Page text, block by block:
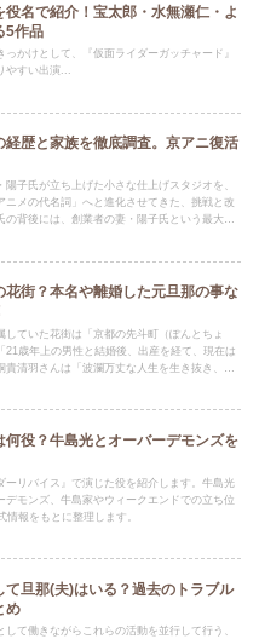
名で紹介！宝太郎・水無瀬仁・よ
5作品
かけとして、『仮面ライダーガッチャード』
やすい出演...
経歴と家族を徹底調査。京アニ復活
陽子氏が立ち上げた小さな仕上げスタジオを、
ニメの代名詞」へと進化させてきた、挑戦と改
背後には、創業者の妻・陽子氏という最大の
花街？本名や離婚した元旦那の事な
していた花街は「京都の先斗町（ぽんとちょ
21歳年上の男性と結婚後、出産を経て、現在は
清羽さんは「波瀾万丈な人生を生き抜き、花
何役？牛島光とオーバーデモンズを
ーリバイス』で演じた役を紹介します。牛島光
デモンズ、牛島家やウィークエンドでの立ち位
報をもとに整理します。
て旦那(夫)はいる？過去のトラブル
め
て働きながらこれらの活動を並行して行う、